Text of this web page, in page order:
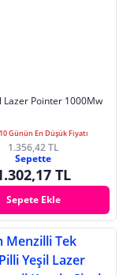
Lazer Pointer 1000Mw
Günün En Düşük Fiyatı
1.356,42 TL
Sepette
TL
Sepete Ekle